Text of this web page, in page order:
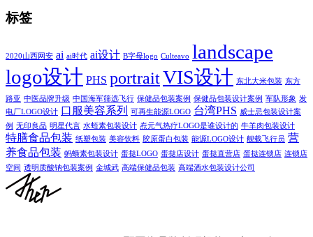
标签
2020山西网安 ai ai时代 ai设计 B字母logo Culteavo landscape
logo设计 PHS portraitVIS设计 东北大米包装 东方
路亚 中医品牌升级 中国海军筛选飞行 保健品包装案例 保健品包装设计案例 军队形象 发
电厂LOGO设计 口服美容系列 可再生能源LOGO 台湾PHS 威士忌包装设计案
例 无印良品 明星代言 水蛭素包装设计 焘元气热疗LOGO是谁设计的 牛羊肉包装设计
特膳食品包装 纸塑包装 美容饮料 胶原蛋白包装 能源LOGO设计 舰载飞行员 营
养食品包装 蚂蟥素包装设计 蛋挞LOGO 蛋挞店设计 蛋挞直营店 蛋挞连锁店 连锁店
空间 透明质酸钠包装案例 金城武 高端保健品包装 高端酒水包装设计公司